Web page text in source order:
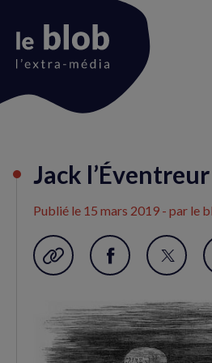
du
Jack
Publié le 15 mars 2019 - par le
Garder en favori
Partager
Facebook
(nouvelle
Partager
Twitter